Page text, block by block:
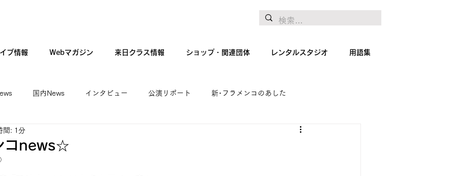
ブ情報 Webマガジン 来日クラス情報 ショップ・関連団体 レンタルスタジオ 用語集
国内News インタビュー 公演リポート 新･フラメンコのあした
イ 絵画
コnews☆
間: 1分